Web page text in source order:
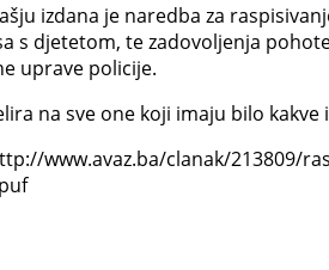
izdana je naredba za
s djetetom, te zadovoljenja
uprave policije.
na sve one koji imaju bilo
www.avaz.ba/clanak/213809/